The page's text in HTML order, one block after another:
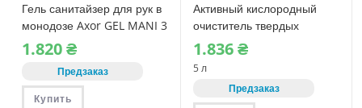
Гель санитайзер для рук в
монодозе Axor GEL MANI 3
мл (200 шт)
1.820₴
Предзаказ
Купить
Активный кислородный
очиститель твердых
поверхностей Sanitec
ACTIVE OXYGEN (1174)
1.836₴
5 л
Предзаказ